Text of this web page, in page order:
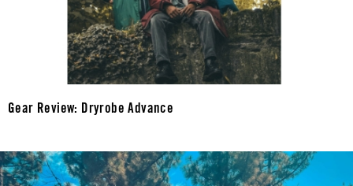
Gear Review: Dryrobe Advance